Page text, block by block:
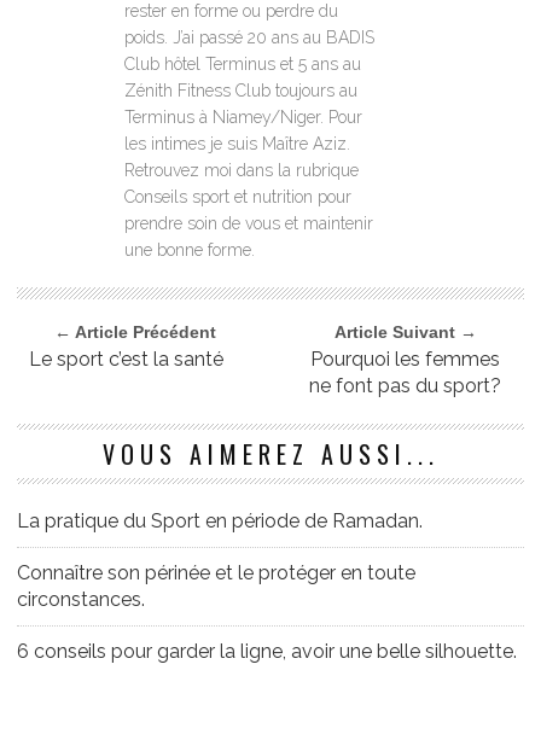
rester en forme ou perdre du
poids. J’ai passé 20 ans au BADIS
Club hôtel Terminus et 5 ans au
Zénith Fitness Club toujours au
Terminus à Niamey/Niger. Pour
les intimes je suis Maître Aziz.
Retrouvez moi dans la rubrique
Conseils sport et nutrition pour
prendre soin de vous et maintenir
une bonne forme.
← Article Précédent
Le sport c’est la santé
Article Suivant →
Pourquoi les femmes
ne font pas du sport?
VOUS AIMEREZ AUSSI...
La pratique du Sport en période de Ramadan.
Connaître son périnée et le protéger en toute
circonstances.
6 conseils pour garder la ligne, avoir une belle silhouette.